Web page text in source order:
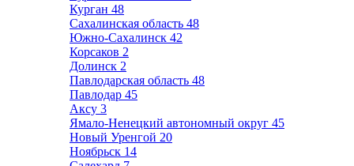
Курган 48
Сахалинская область 48
Южно-Сахалинск 42
Корсаков 2
Долинск 2
Павлодарская область 48
Павлодар 45
Аксу 3
Ямало-Ненецкий автономный округ 45
Новый Уренгой 20
Ноябрьск 14